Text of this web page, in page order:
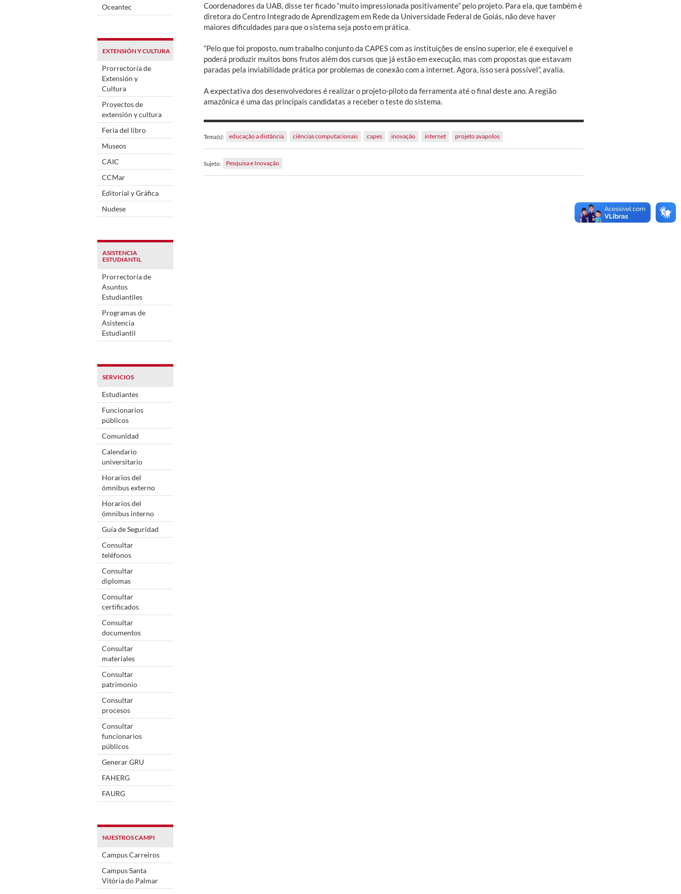
Oceantec
EXTENSIÓN Y CULTURA
Prorrectoría de
Extensión y
Cultura
Proyectos de
extensión y cultura
Feria del libro
Museos
CAIC
CCMar
Editorial y Gráfica
Nudese
ASISTENCIA
ESTUDIANTIL
Prorrectoría de
Asuntos
Estudiantiles
Programas de
Asistencia
Estudiantil
SERVICIOS
Estudiantes
Funcionarios
públicos
Comunidad
Calendario
universitario
Horarios del
ómnibus externo
Horarios del
ómnibus interno
Guía de Seguridad
Consultar
teléfonos
Consultar
diplomas
Consultar
certificados
Consultar
documentos
Consultar
materiales
Consultar
patrimonio
Consultar
procesos
Consultar
funcionarios
públicos
Generar GRU
FAHERG
FAURG
NUESTROS CAMPI
Campus Carreiros
Campus Santa
Vitória do Palmar
Coordenadores da UAB, disse ter ficado “muito impressionada positivamente” pelo projeto. Para ela, que também é
diretora do Centro Integrado de Aprendizagem em Rede da Universidade Federal de Goiás, não deve haver
maiores dificuldades para que o sistema seja posto em prática.
“Pelo que foi proposto, num trabalho conjunto da CAPES com as instituições de ensino superior, ele é exequível e
poderá produzir muitos bons frutos além dos cursos que já estão em execução, mas com propostas que estavam
paradas pela inviabilidade prática por problemas de conexão com a internet. Agora, isso será possível”, avalia.
A expectativa dos desenvolvedores é realizar o projeto-piloto da ferramenta até o final deste ano. A região
amazônica é uma das principais candidatas a receber o teste do sistema.
Tema(s): educação a distância ciências computacionais capes inovação internet projeto avapolos
Sujeto: Pesquisa e Inovação